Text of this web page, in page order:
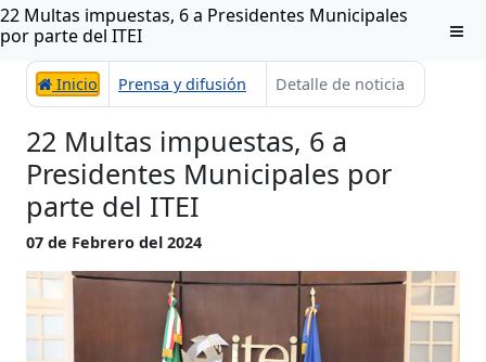
22 Multas impuestas, 6 a Presidentes Municipales
por parte del ITEI
Inicio Prensa y difusión Detalle de noticia
22 Multas impuestas, 6 a
Presidentes Municipales por
parte del ITEI
07 de Febrero del 2024